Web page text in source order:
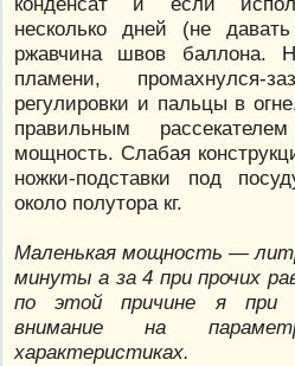
несколько дней (не
ржавчина швов баллона.
пламени, промахнулся-
регулировки и пальцы в
правильным
мощность. Слабая
ножки-подставки под
около полутора кг.
Маленькая мощность —
минуты а за 4 при прочих
по этой причине я при
внимание на
характеристиках.